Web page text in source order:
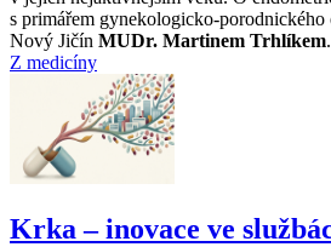
s primářem gynekologicko-
Nový Jičín MUDr. Martinem Trhlíkem.
Z medicíny
Krka –⁠ inovace ve